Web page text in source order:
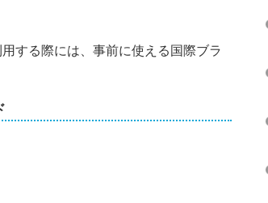
する際には、事前に使える国際ブラ